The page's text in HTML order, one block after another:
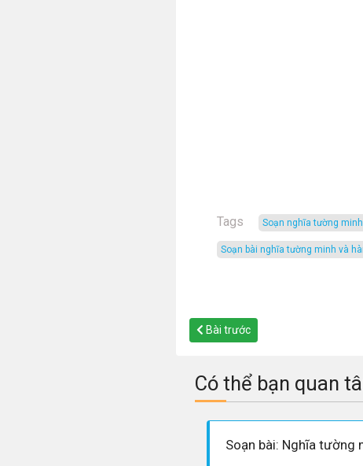
Tags soạn nghĩa tường
soạn bài nghĩa tường minh và
Bài trước
Có thể bạn quan